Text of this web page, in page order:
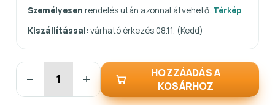
Személyesen rendelés után azonnal átvehető. Térkép
Kiszállítással: várható érkezés 08.11. (Kedd)
− +
HOZZÁADÁS A
KOSÁRHOZ